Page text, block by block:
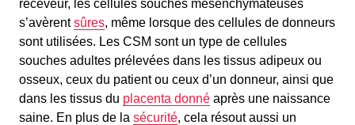
receveur, les cellules souches mésenchymateuses
s’avèrentsûres, même lorsque des cellules de donneurs
sont utilisées. Les CSM sont un type de cellules
souches adultes prélevées dans les tissus adipeux ou
osseux, ceux du patient ou ceux d’un donneur, ainsi que
dans les tissus du placenta donné après une naissance
saine. En plus de la sécurité, cela résout aussi un